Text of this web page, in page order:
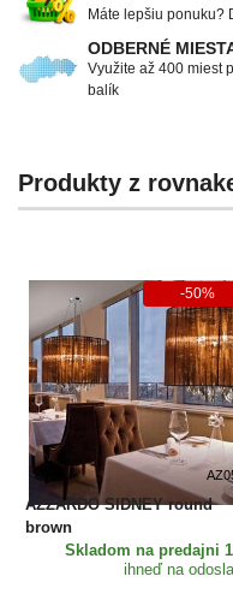
Máte lepšiu ponuku?
ODBERNÉ
Využite až 400 miest
balík
Produkty z
AZZARDO SIDNEY round
brown
Skladom na predajni
ihneď na
-50%